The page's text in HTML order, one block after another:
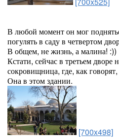
В любой момент он мог
погулять в саду в четвертом
В общем, не жизнь, а малина! :))
Кстати, сейчас в третьем дворе
сокровищница, где, как
Она в этом здании.
[700x498]